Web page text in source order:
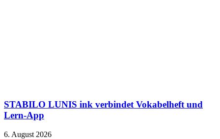
STABILO LUNIS ink verbindet Vokabelheft und
Lern-App
6. August 2026